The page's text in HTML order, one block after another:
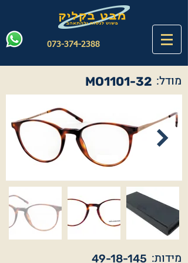
073-374-2388
MO1101-32 מודל:
49-18-145 מידות: